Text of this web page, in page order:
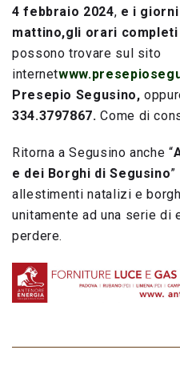
4 febbraio 2024, e i
mattino,gli orari
possono trovare sul sito
internet
Presepio Segusino,
334.3797867. Come di
Ritorna a Segusino anche “
e dei Borghi di Segusino
allestimenti natalizi e
unitamente ad una serie di
perdere.